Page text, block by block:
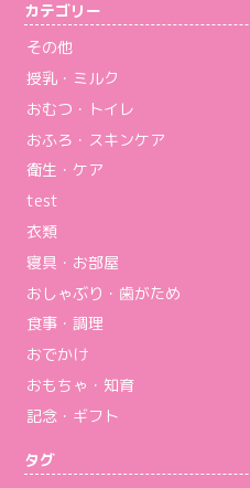
カテゴリー
その他
授乳・ミルク
おむつ・トイレ
おふろ・スキンケア
衛生・ケア
test
衣類
寝具・お部屋
おしゃぶり・歯がため
食事・調理
おでかけ
おもちゃ・知育
記念・ギフト
タグ